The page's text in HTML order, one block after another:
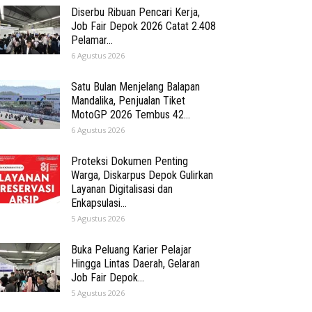
Diserbu Ribuan Pencari Kerja,
Job Fair Depok 2026 Catat 2.408
Pelamar...
6 Agustus 2026
Satu Bulan Menjelang Balapan
Mandalika, Penjualan Tiket
MotoGP 2026 Tembus 42...
6 Agustus 2026
Proteksi Dokumen Penting
Warga, Diskarpus Depok Gulirkan
Layanan Digitalisasi dan
Enkapsulasi...
5 Agustus 2026
Buka Peluang Karier Pelajar
Hingga Lintas Daerah, Gelaran
Job Fair Depok...
5 Agustus 2026